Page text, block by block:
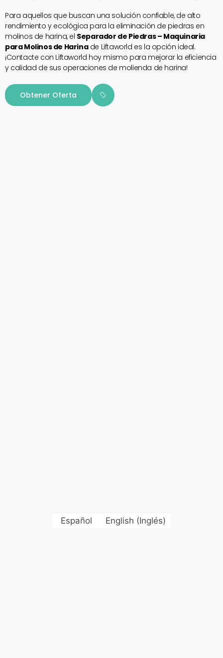
Para aquellos que buscan una solución confiable, de alto
rendimiento y ecológica para la eliminación de piedras en
molinos de harina, el Separador de Piedras – Maquinaria
para Molinos de Harinade Liftaworld es la opción ideal.
¡Contacte con Liftaworld hoy mismo para mejorar la eficiencia
y calidad de sus operaciones de molienda de harina!
Obtener Oferta
Español English (Inglés)